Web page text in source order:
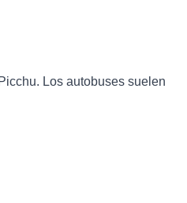
Los autobuses suelen